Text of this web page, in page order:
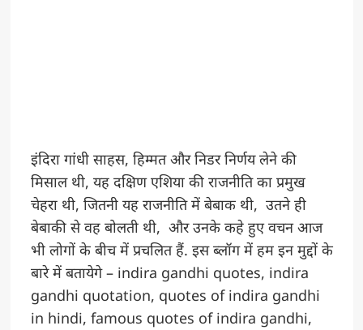
इंदिरा गांधी साहस, हिम्मत और निडर निर्णय लेने की
मिसाल थी, यह दक्षिण एशिया की राजनीति का प्रमुख
चेहरा थी, जितनी यह राजनीति में बेबाक थी, उतने ही
बेबाकी से वह बोलती थी, और उनके कहे हुए वचन आज
भी लोगों के बीच में प्रचलित हैं. इस ब्लॉग में हम इन मुद्दों के
बारे में बतायेगे – indira gandhi quotes, indira
gandhi quotation, quotes of indira gandhi
in hindi, famous quotes of indira gandhi,